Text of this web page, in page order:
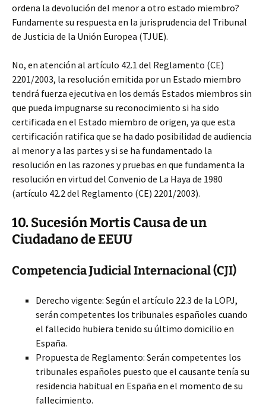
ordena la devolución del menor a otro estado miembro?
Fundamente su respuesta en la jurisprudencia del Tribunal
de Justicia de la Unión Europea (TJUE).
No, en atención al artículo 42.1 del Reglamento (CE)
2201/2003, la resolución emitida por un Estado miembro
tendrá fuerza ejecutiva en los demás Estados miembros sin
que pueda impugnarse su reconocimiento si ha sido
certificada en el Estado miembro de origen, ya que esta
certificación ratifica que se ha dado posibilidad de audiencia
al menor y a las partes y si se ha fundamentado la
resolución en las razones y pruebas en que fundamenta la
resolución en virtud del Convenio de La Haya de 1980
(artículo 42.2 del Reglamento (CE) 2201/2003).
10. Sucesión Mortis Causa de un
Ciudadano de EEUU
Competencia Judicial Internacional (CJI)
Derecho vigente: Según el artículo 22.3 de la LOPJ,
serán competentes los tribunales españoles cuando
el fallecido hubiera tenido su último domicilio en
España.
Propuesta de Reglamento: Serán competentes los
tribunales españoles puesto que el causante tenía su
residencia habitual en España en el momento de su
fallecimiento.